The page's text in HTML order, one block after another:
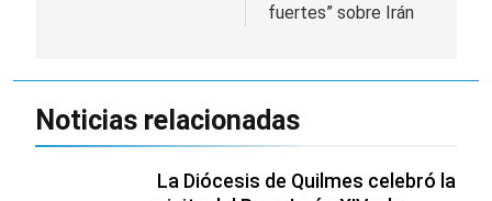
fuertes” sobre Irán
Noticias relacionadas
La Diócesis de Quilmes celebró la